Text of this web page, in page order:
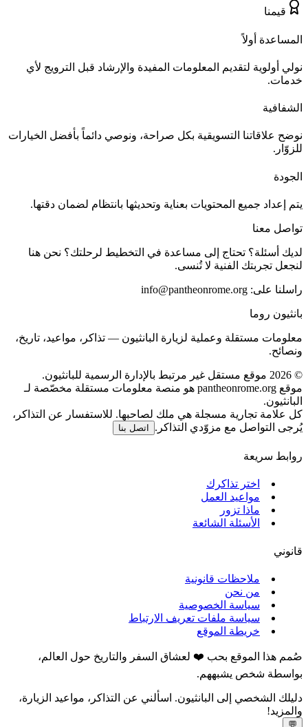
قيمنا
المساعدة أولاً
نولي أولوية لتقديم المعلومات المفيدة والإرشاد قبل الترويج لأي
خدمات.
الشفافية
نوضح علاقاتنا التسويقية بكل صراحة، ونوصي دائماً بأفضل الخيارات
للزوّار.
الجودة
يتم إعداد جميع المحتويات بعناية وتحديثها بانتظام لضمان دقتها.
تواصل معنا
لديك أسئلة؟ تحتاج إلى مساعدة في التخطيط لرحلتك؟ نحن هنا
لنجعل تجربتك الفنية لا تُنسى.
راسلنا على: info@pantheonrome.org
بانثيون روما
معلومات مستقلة وعملية لزيارة البانثيون — تذاكر، مواعيد، تاريخ،
ونصائح.
©
2026 موقع مستقل غير مرتبط بالإدارة الرسمية للبانثيون.
موقع pantheonrome.org هو منصة معلومات مستقلة مخصّصة لـ
البانثيون.
كل علامة تجارية مسجلة هي ملك لصاحبها. للاستفسار عن التذاكر،
يُرجى التواصل مع مزوّدي التذاكر.
اتصل بنا
روابط سريعة
اختر تذاكرك
مواعيد العمل
ماذا تزور
الأسئلة الشائعة
قانوني
ملاحظات قانونية
من نحن
سياسة الخصوصية
سياسة ملفات تعريف الارتباط
خريطة الموقع
صُمم هذا الموقع بحب ❤️ لعشاق السفر والتاريخ حول العالم،
بواسطة شخص يشبههم.
دليلك الشخصي إلى البانثيون. اسألني عن التذاكر، مواعيد الزيارة،
والمزيد!
💬